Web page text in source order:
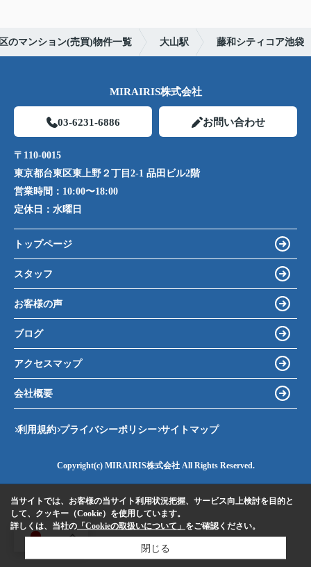
のマンション(売買)物件一覧 大山駅 藤和シティコア池袋
MIRAIRIS株式会社
03-6231-6886 お問い合わせ
〒110-0015
東京都台東区東上野２丁目2-1 品田ビル2階
営業時間： 10:00〜18:00
定休日： 水曜日
JA
トップページ
スタッフ
お客様の声
ブログ
アクセスマップ
会社概要
利用規約 プライバシーポリシー サイトマップ
Copyright(c) MIRAIRIS株式会社 All Rights Reserved.
当サイトでは、お客様の当サイト利用状況把握、サービス向上検討を目的と
して、クッキー（Cookie）を使用しています。
詳しくは、当社の 「Cookieの取扱いについて」 をご確認ください。
閉じる